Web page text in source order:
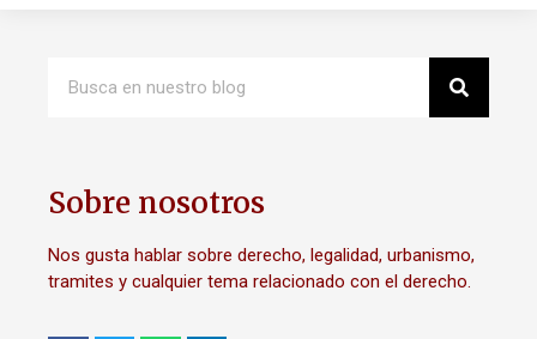
Sobre nosotros
Nos gusta hablar sobre derecho, legalidad, urbanismo,
tramites y cualquier tema relacionado con el derecho.